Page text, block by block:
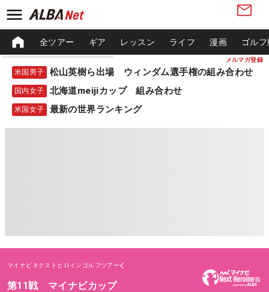
メルマガ登録
全ツアー ギア レッスン ライフ 漫画 ゴル
米国男子 松山英樹ら出場 ウィンダム選手権の組み合わせ
国内女子 北海道meijiカップ 組み合わせ
米国女子 最新の世界ランキング
マイナビネクストヒロインゴルフツアー
第11戦 マイナビカップ